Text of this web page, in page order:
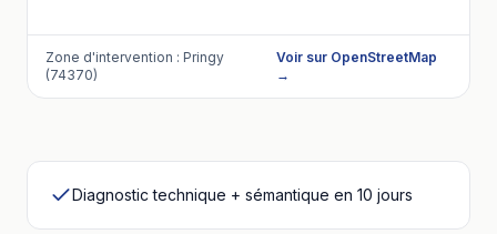
Zone d'intervention : Pringy
(74370)
Voir sur OpenStreetMap
→
Diagnostic technique + sémantique en 10 jours